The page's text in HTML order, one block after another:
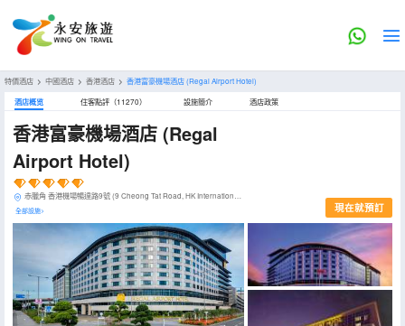
特價酒店 > 中國酒店 > 香港酒店 > 香港富豪機場酒店(Regal Airport Hotel)
酒店概览 住客點評（11270） 設施簡介 酒店政策
香港富豪機場酒店 (Regal
Airport Hotel)
赤臘角 香港機場暢達路9號 (9 Cheong Tat Road, HK International Airport, Chek Lap Kok)
全部設施> 現在就預訂